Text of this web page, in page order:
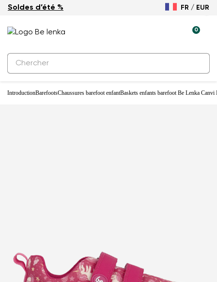
Soldes d’été % FR / EUR
0
IntroductionBarefootsChaussures barefoot enfantBaskets enfants barefoot Be Lenka
Nouveauté